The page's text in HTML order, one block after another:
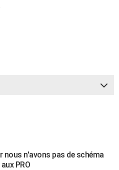
nous n'avons pas de schéma
PRO